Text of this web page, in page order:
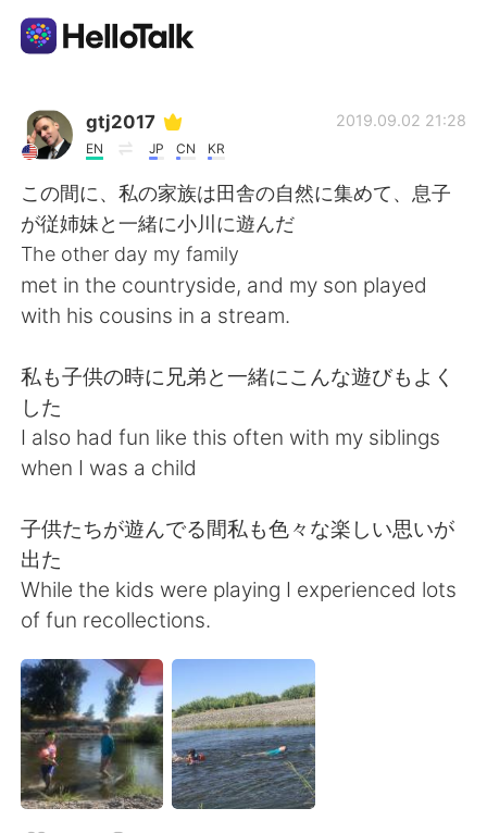
Sprachaustausch-App
Deutsch
English 简体中文
繁體中文 Español
العربية Français
Русский
Indonesia Italiano
Türkçe Tiếng Việt
Português
gtj2017
EN JP CN KR
2019.09.02 21:28
この間に、私の家族は田舎の自然に集めて、息子
が従姉妹と一緒に小川に遊んだ
The other day my family
met in the countryside, and my son played
with his cousins in a stream.
私も子供の時に兄弟と一緒にこんな遊びもよく
した
I also had fun like this often with my siblings
when I was a child
子供たちが遊んでる間私も色々な楽しい思いが
出た
While the kids were playing I experienced lots
of fun recollections.